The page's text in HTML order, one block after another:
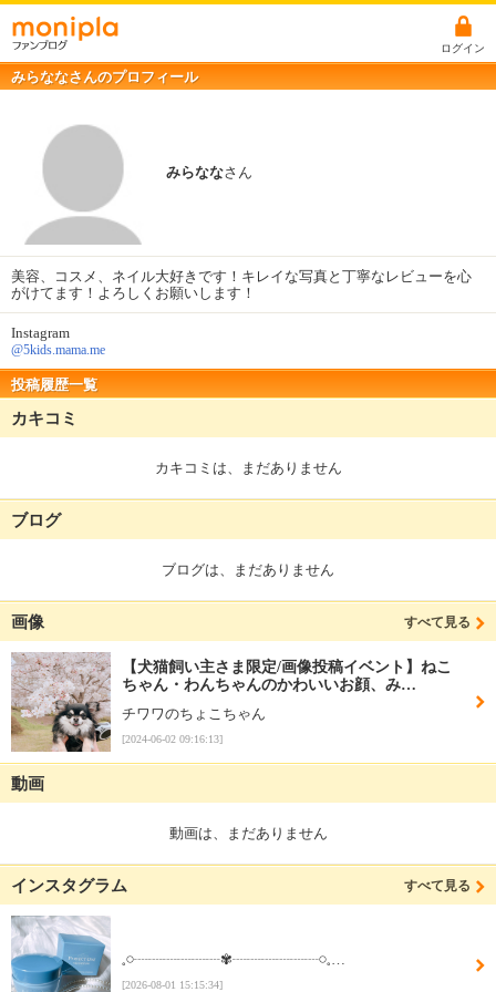
ログイン
みらななさんのプロフィール
みらななさん
美容、コスメ、ネイル大好きです！キレイな写真と丁寧なレビューを心
がけてます！よろしくお願いします！
Instagram
@5kids.mama.me
投稿履歴一覧
カキコミ
カキコミは、まだありません
ブログ
ブログは、まだありません
画像 すべて見る
【犬猫飼い主さま限定/画像投稿イベント】ねこ
ちゃん・わんちゃんのかわいいお顔、み…
チワワのちょこちゃん
[2024-06-02 09:16:13]
動画
動画は、まだありません
インスタグラム すべて見る
⁡𓈒𓏸┈┈┈┈┈┈✾┈┈┈┈┈┈𓏸𓈒…
[2026-08-01 15:15:34]